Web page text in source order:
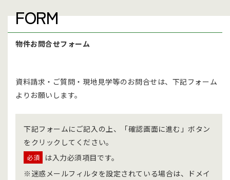
FORM
物件お問合せフォーム
資料請求・ご質問・現地見学等のお問合せは、下記フォーム
よりお願いします。
下記フォームにご記入の上、「確認画面に進む」ボタン
をクリックしてください。
必須
は入力必須項目です。
※迷惑メールフィルタを設定されている場合は、ドメイ